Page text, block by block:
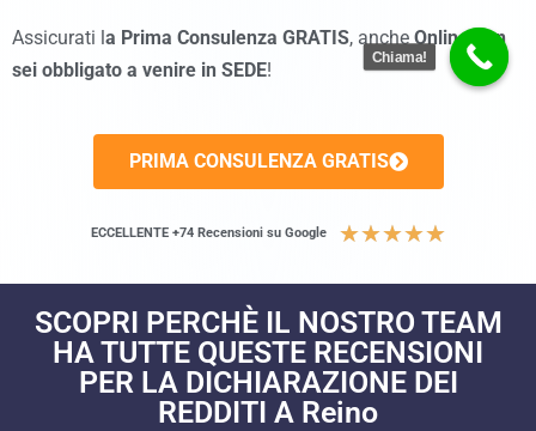
Assicurati la Prima Consulenza GRATIS, ancheOnline non
sei obbligato a venire in SEDE!
PRIMA CONSULENZA GRATIS
ECCELLENTE +74 Recensioni su Google ★★★★★
SCOPRI PERCHÈ IL NOSTRO TEAM
HA TUTTE QUESTE RECENSIONI
PER LA DICHIARAZIONE DEI
REDDITI A Reino
Chiama!